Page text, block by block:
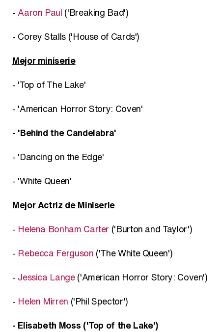
-Aaron Paul ('Breaking Bad')
- Corey Stalls ('House of Cards')
Mejor miniserie
- 'Top of The Lake'
- 'American Horror Story: Coven'
- 'Behind the Candelabra'
- 'Dancing on the Edge'
- 'White Queen'
Mejor Actriz de Miniserie
- Helena Bonham Carter ('Burton and Taylor')
- Rebecca Ferguson ('The White Queen')
- Jessica Lange('American Horror Story: Coven')
- Helen Mirren ('Phil Spector')
- Elisabeth Moss ('Top of the Lake')